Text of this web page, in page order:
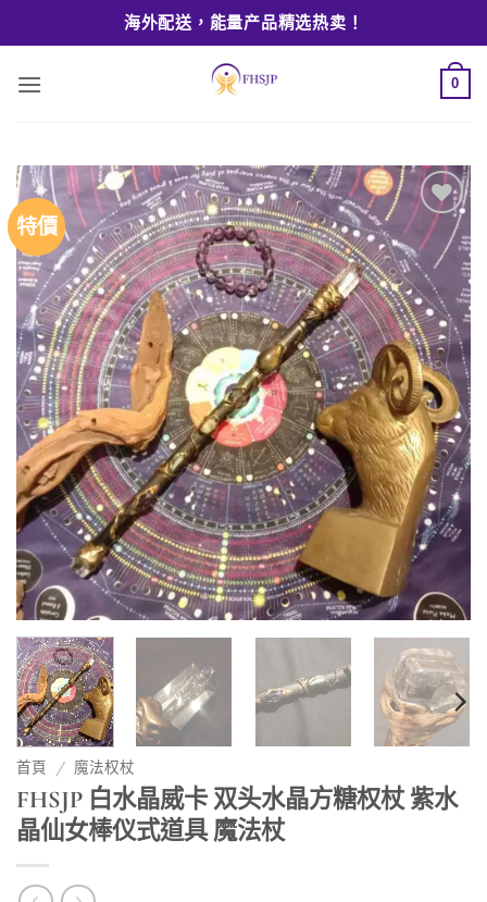
海外配送，能量产品精选热卖！
0
特價
Add to
wishlist
首頁 / 魔法权杖
FHSJP 白水晶威卡 双头水晶方糖权杖 紫水
晶仙女棒仪式道具 魔法杖